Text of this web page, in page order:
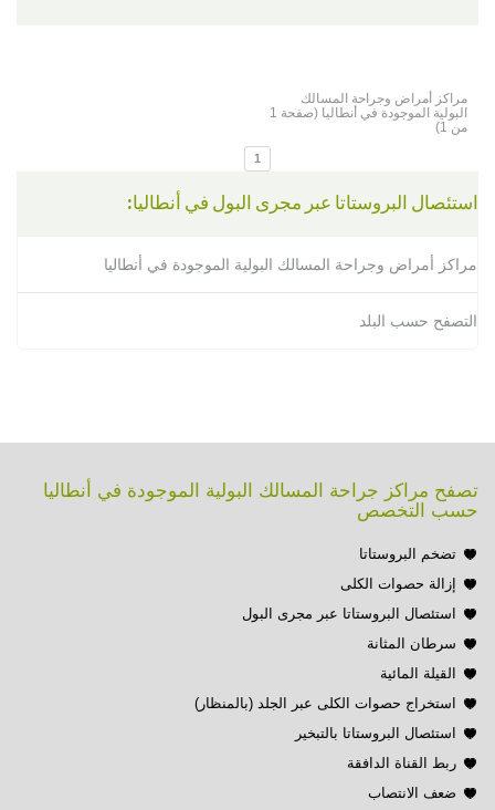
مراكز أمراض وجراحة المسالك
البولية الموجودة في أنطاليا (صفحة 1
من 1)
1
استئصال البروستاتا عبر مجرى البول في أنطاليا:
مراكز أمراض وجراحة المسالك البولية الموجودة في أنطاليا
التصفح حسب البلد
تصفح مراكز جراحة المسالك البولية الموجودة في أنطاليا
حسب التخصص
تضخم البروستاتا
إزالة حصوات الكلى
استئصال البروستاتا عبر مجرى البول
سرطان المثانة
القيلة المائية
استخراج حصوات الكلى عبر الجلد (بالمنظار)
استئصال البروستاتا بالتبخير
ربط القناة الدافقة
ضعف الانتصاب